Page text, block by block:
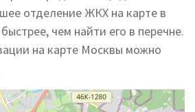
отделение ЖКХ на карте в
чем найти его в перечне.
на карте Москвы можно